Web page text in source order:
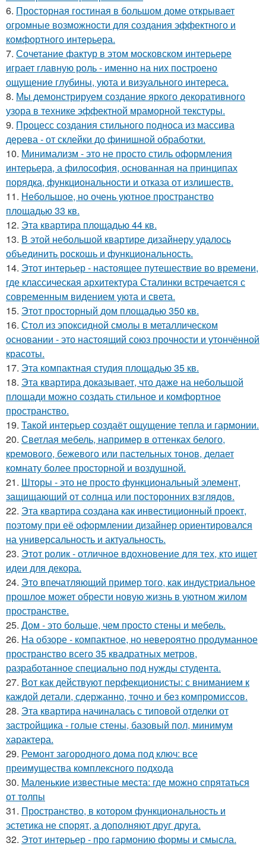
6. Просторная гостиная в большом доме открывает
огромные возможности для создания эффектного и
комфортного интерьера.
7. Сочетание фактур в этом московском интерьере
играет главную роль - именно на них построено
ощущение глубины, уюта и визуального интереса.
8. Мы демонстрируем создание яркого декоративного
узора в технике эффектной мраморной текстуры.
9. Процесс создания стильного подноса из массива
дерева - от склейки до финишной обработки.
10. Минимализм - это не просто стиль оформления
интерьера, а философия, основанная на принципах
порядка, функциональности и отказа от излишеств.
11. Небольшое, но очень уютное пространство
площадью 33 кв.
12. Эта квартира площадью 44 кв.
13. В этой небольшой квартире дизайнеру удалось
объединить роскошь и функциональность.
14. Этот интерьер - настоящее путешествие во времени,
где классическая архитектура Сталинки встречается с
современным видением уюта и света.
15. Этот просторный дом площадью 350 кв.
16. Стол из эпоксидной смолы в металлическом
основании - это настоящий союз прочности и утончённой
красоты.
17. Эта компактная студия площадью 35 кв.
18. Эта квартира доказывает, что даже на небольшой
площади можно создать стильное и комфортное
пространство.
19. Такой интерьер создаёт ощущение тепла и гармонии.
20. Светлая мебель, например в оттенках белого,
кремового, бежевого или пастельных тонов, делает
комнату более просторной и воздушной.
21. Шторы - это не просто функциональный элемент,
защищающий от солнца или посторонних взглядов.
22. Эта квартира создана как инвестиционный проект,
поэтому при её оформлении дизайнер ориентировался
на универсальность и актуальность.
23. Этот ролик - отличное вдохновение для тех, кто ищет
идеи для декора.
24. Это впечатляющий пример того, как индустриальное
прошлое может обрести новую жизнь в уютном жилом
пространстве.
25. Дом - это больше, чем просто стены и мебель.
26. На обзоре - компактное, но невероятно продуманное
пространство всего 35 квадратных метров,
разработанное специально под нужды студента.
27. Вот как действуют перфекционисты: с вниманием к
каждой детали, сдержанно, точно и без компромиссов.
28. Эта квартира начиналась с типовой отделки от
застройщика - голые стены, базовый пол, минимум
характера.
29. Ремонт загородного дома под ключ: все
преимущества комплексного подхода
30. Маленькие известные места: где можно спрятаться
от толпы
31. Пространство, в котором функциональность и
эстетика не спорят, а дополняют друг друга.
32. Этот интерьер - про гармонию формы и смысла.